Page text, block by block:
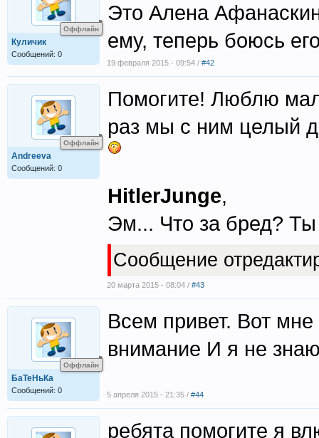
Оффлайн
Куличик
Сообщений: 0
Это Алена
ему, теперь боюсь
19 февраля 2015 - 09:54 / #42
Оффлайн
Andreeva
Сообщений: 0
Помогите! Люблю
раз мы с ним целый
HitlerJunge,
Эм... Что за бред? Ты
Сообщение
20 марта 2015 - 08:04 / #43
Оффлайн
БаТеНьКа
Сообщений: 0
Всем привет. Вот
внимание И я не
5 апреля 2015 - 21:35 / #44
ребята помогите я